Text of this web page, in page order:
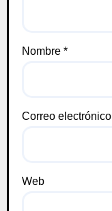
Nombre *
Correo electrónico
Web